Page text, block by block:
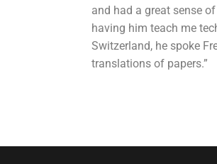
and had a great sense
having him teach me
Switzerland, he spoke
translations of papers.”